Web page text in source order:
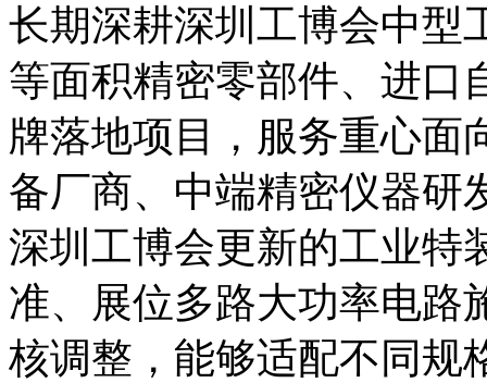
长期深耕深圳工博会中型
等面积精密零部件、进口
牌落地项目，服务重心面
备厂商、中端精密仪器研
深圳工博会更新的工业特
准、展位多路大功率电路
核调整，能够适配不同规